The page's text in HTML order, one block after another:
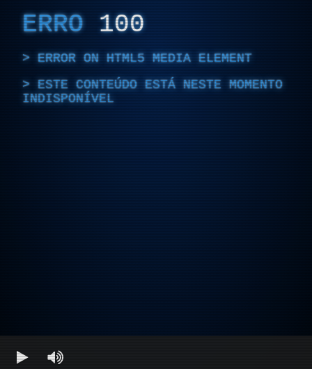
ERRO 100
ERROR ON HTML5 MEDIA ELEMENT
ESTE CONTEÚDO ESTÁ NESTE MOMENTO
INDISPONÍVEL